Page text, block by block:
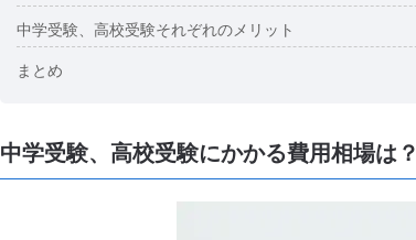
中学受験、高校受験それぞれのメリット
まとめ
中学受験、高校受験にかかる費用相場は？